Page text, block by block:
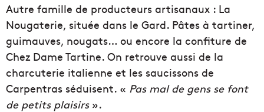
Autre famille de producteurs artisanaux : La
Nougaterie, située dans le Gard. Pâtes à tartiner,
guimauves, nougats… ou encore la confiture de
Chez Dame Tartine. On retrouve aussi de la
charcuterie italienne et les saucissons de
Carpentras séduisent. « Pas mal de gens se font
de petits plaisirs».